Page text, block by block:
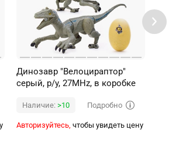
Динозавр "Велоцираптор"
серый, р/у, 27MHz, в коробке
Наличие: >10 Подробно
Авторизуйтесь, чтобы увидеть цену